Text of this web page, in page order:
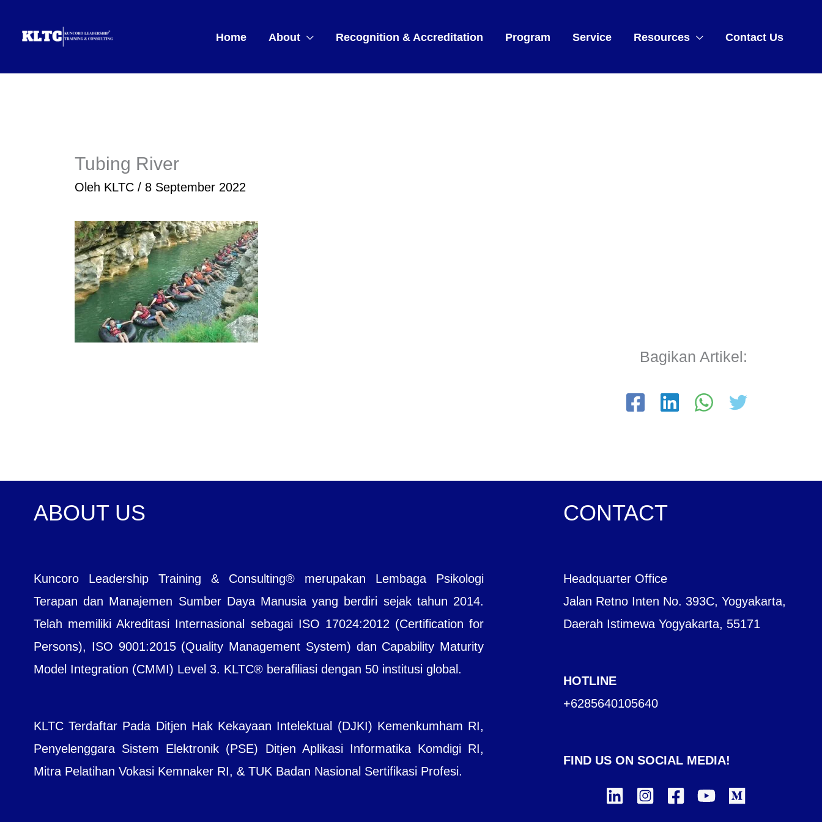
Home About Recognition & Accreditation Program Service Resources Contact Us
Tubing River
Oleh KLTC / 8 September 2022
Bagikan Artikel:
ABOUT US
Kuncoro Leadership Training & Consulting® merupakan Lembaga Psikologi
Terapan dan Manajemen Sumber Daya Manusia yang berdiri sejak tahun 2014.
Telah memiliki Akreditasi Internasional sebagai ISO 17024:2012 (Certification for
Persons), ISO 9001:2015 (Quality Management System) dan Capability Maturity
Model Integration (CMMI) Level 3. KLTC® berafiliasi dengan 50 institusi global.
KLTC Terdaftar Pada Ditjen Hak Kekayaan Intelektual (DJKI) Kemenkumham RI,
Penyelenggara Sistem Elektronik (PSE) Ditjen Aplikasi Informatika Komdigi RI,
Mitra Pelatihan Vokasi Kemnaker RI, & TUK Badan Nasional Sertifikasi Profesi.
CONTACT
Headquarter Office
Jalan Retno Inten No. 393C, Yogyakarta,
Daerah Istimewa Yogyakarta, 55171
HOTLINE
+6285640105640
FIND US ON SOCIAL MEDIA!